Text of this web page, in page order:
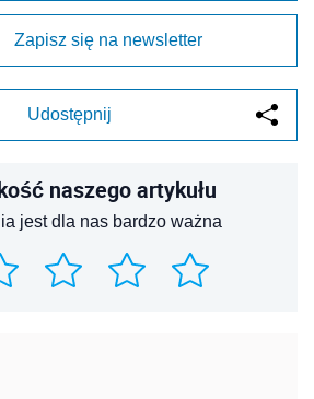
Zapisz się na newsletter
Udostępnij
naszego artykułu
jest dla nas bardzo ważna